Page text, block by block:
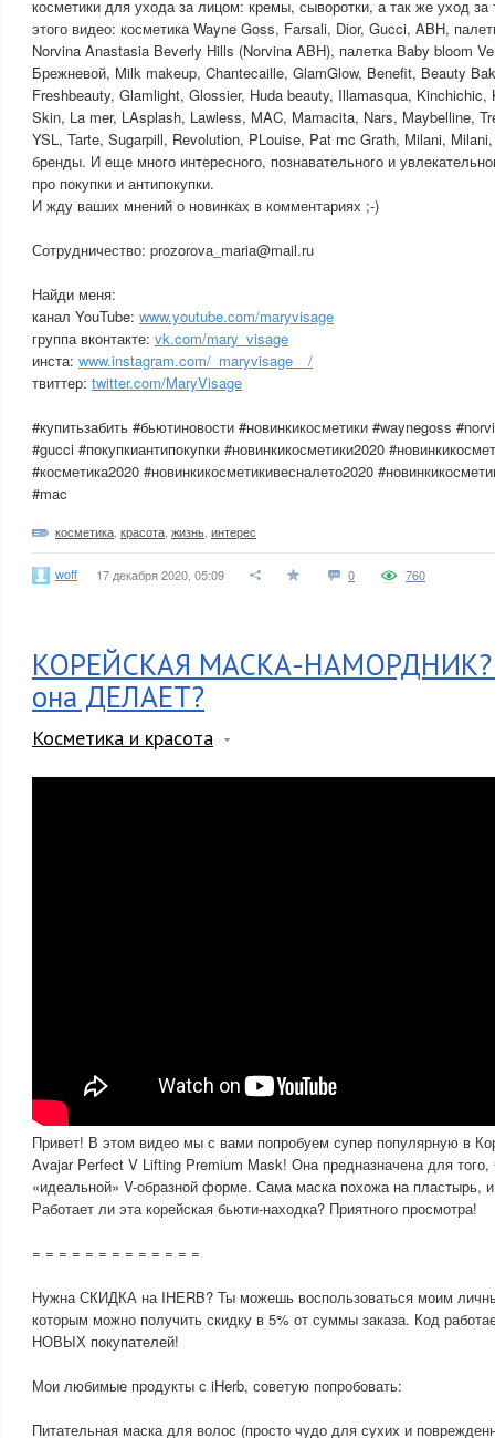
косметики для ухода за лицом: кремы, сыворотки, а так же уход за
этого видео: косметика Wayne Goss, Farsali, Dior, Gucci, ABH,
Norvina Anastasia Beverly Hills (Norvina ABH), палетка Baby bloom
Брежневой, Milk makeup, Chantecaille, GlamGlow, Benefit, Beauty
Freshbeauty, Glamlight, Glossier, Huda beauty, Illamasqua, Kinchichic,
Skin, La mer, LAsplash, Lawless, MAC, Mamacita, Nars, Maybelline,
YSL, Tarte, Sugarpill, Revolution, PLouise, Pat mc Grath, Milani,
бренды. И еще много интересного, познавательного и
про покупки и антипокупки.
И жду ваших мнений о новинках в комментариях ;-)
Сотрудничество: prozorova_maria@mail.ru
Найди меня:
канал YouTube: www.youtube.com/maryvisage
группа вконтакте: vk.com/mary_visage
инста: www.instagram.com/_maryvisage__/
твиттер: twitter.com/MaryVisage
#купитьзабить #бьютиновости #новинкикосметики #waynegoss
#gucci #покупкиантипокупки #новинкикосметики2020
#косметика2020 #новинкикосметикивесналето2020
#mac
косметика красота жизнь интерес
woff 17 декабря 2020, 05:09 0 760
КОРЕЙСКАЯ МАСКА-
она ДЕЛАЕТ?
Косметика и красота
Привет! В этом видео мы с вами попробуем супер популярную в
Avajar Perfect V Lifting Premium Mask! Она предназначена для того,
«идеальной» V-образной форме. Сама маска похожа на пластырь,
Работает ли эта корейская бьюти-находка? Приятного просмотра!
= = = = = = = = = = = = =
Нужна СКИДКА на IHERB? Ты можешь воспользоваться моим
которым можно получить скидку в 5% от суммы заказа. Код
НОВЫХ покупателей!
Мои любимые продукты с iHerb, советую попробовать:
Питательная маска для волос (просто чудо для сухих и